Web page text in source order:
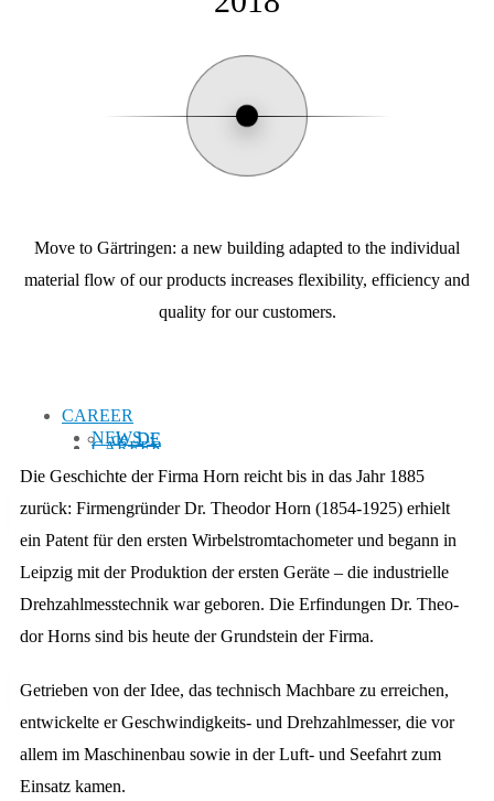
NEWS
CAREER
Search
CAREER
DE
Search
Digital displays
Analog displays
SERVICE
NEWS
Exhibitions
NEWS
CAREER
EN
DE
Search
Move to Gärtringen: a new building adapted to the individual
material flow of our products increases flexibility, efficiency and
quality for our customers.
Die Geschichte der Firma Horn reicht bis in das Jahr 1885
zurück: Firmen­gründer Dr. Theo­dor Horn (1854-1925) er­hielt
ein Patent für den ersten Wirbel­strom­tacho­meter und begann in
Leipzig mit der Pro­duk­tion der ersten Geräte – die in­dus­trielle
Dreh­zahl­mess­technik war ge­bo­ren. Die Er­fin­dungen Dr. Theo­
dor Horns sind bis heu­te der Grund­stein der Firma.
Getrieben von der Idee, das tech­nisch Mach­bare zu er­reichen,
entwickelte er Ge­schwin­dig­keits- und Dreh­zahl­messer, die vor
allem im Ma­schi­nen­­bau sowie in der Luft- und See­fahrt zum
Ein­satz kamen.